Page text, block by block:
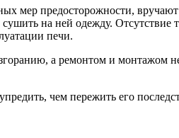
мер предосторожности,
на ней одежду.
печи.
а ремонтом и монтажом
чем пережить его